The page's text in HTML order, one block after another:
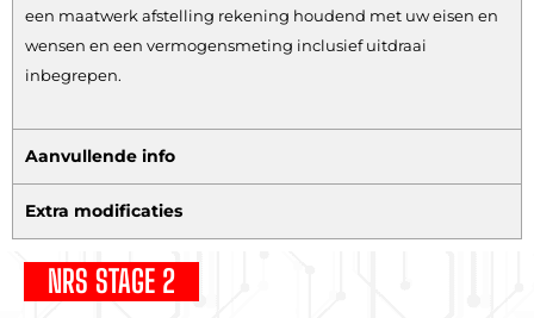
een maatwerk afstelling rekening houdend met uw eisen en
wensen en een vermogensmeting inclusief uitdraai
inbegrepen.
Aanvullende info
Extra modificaties
NRS STAGE 2